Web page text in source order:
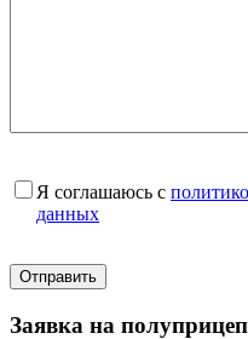
Я соглашаюсь с
данных
Заявка на полуприцеп